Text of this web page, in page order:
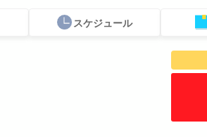
お得な割引
スケジュール